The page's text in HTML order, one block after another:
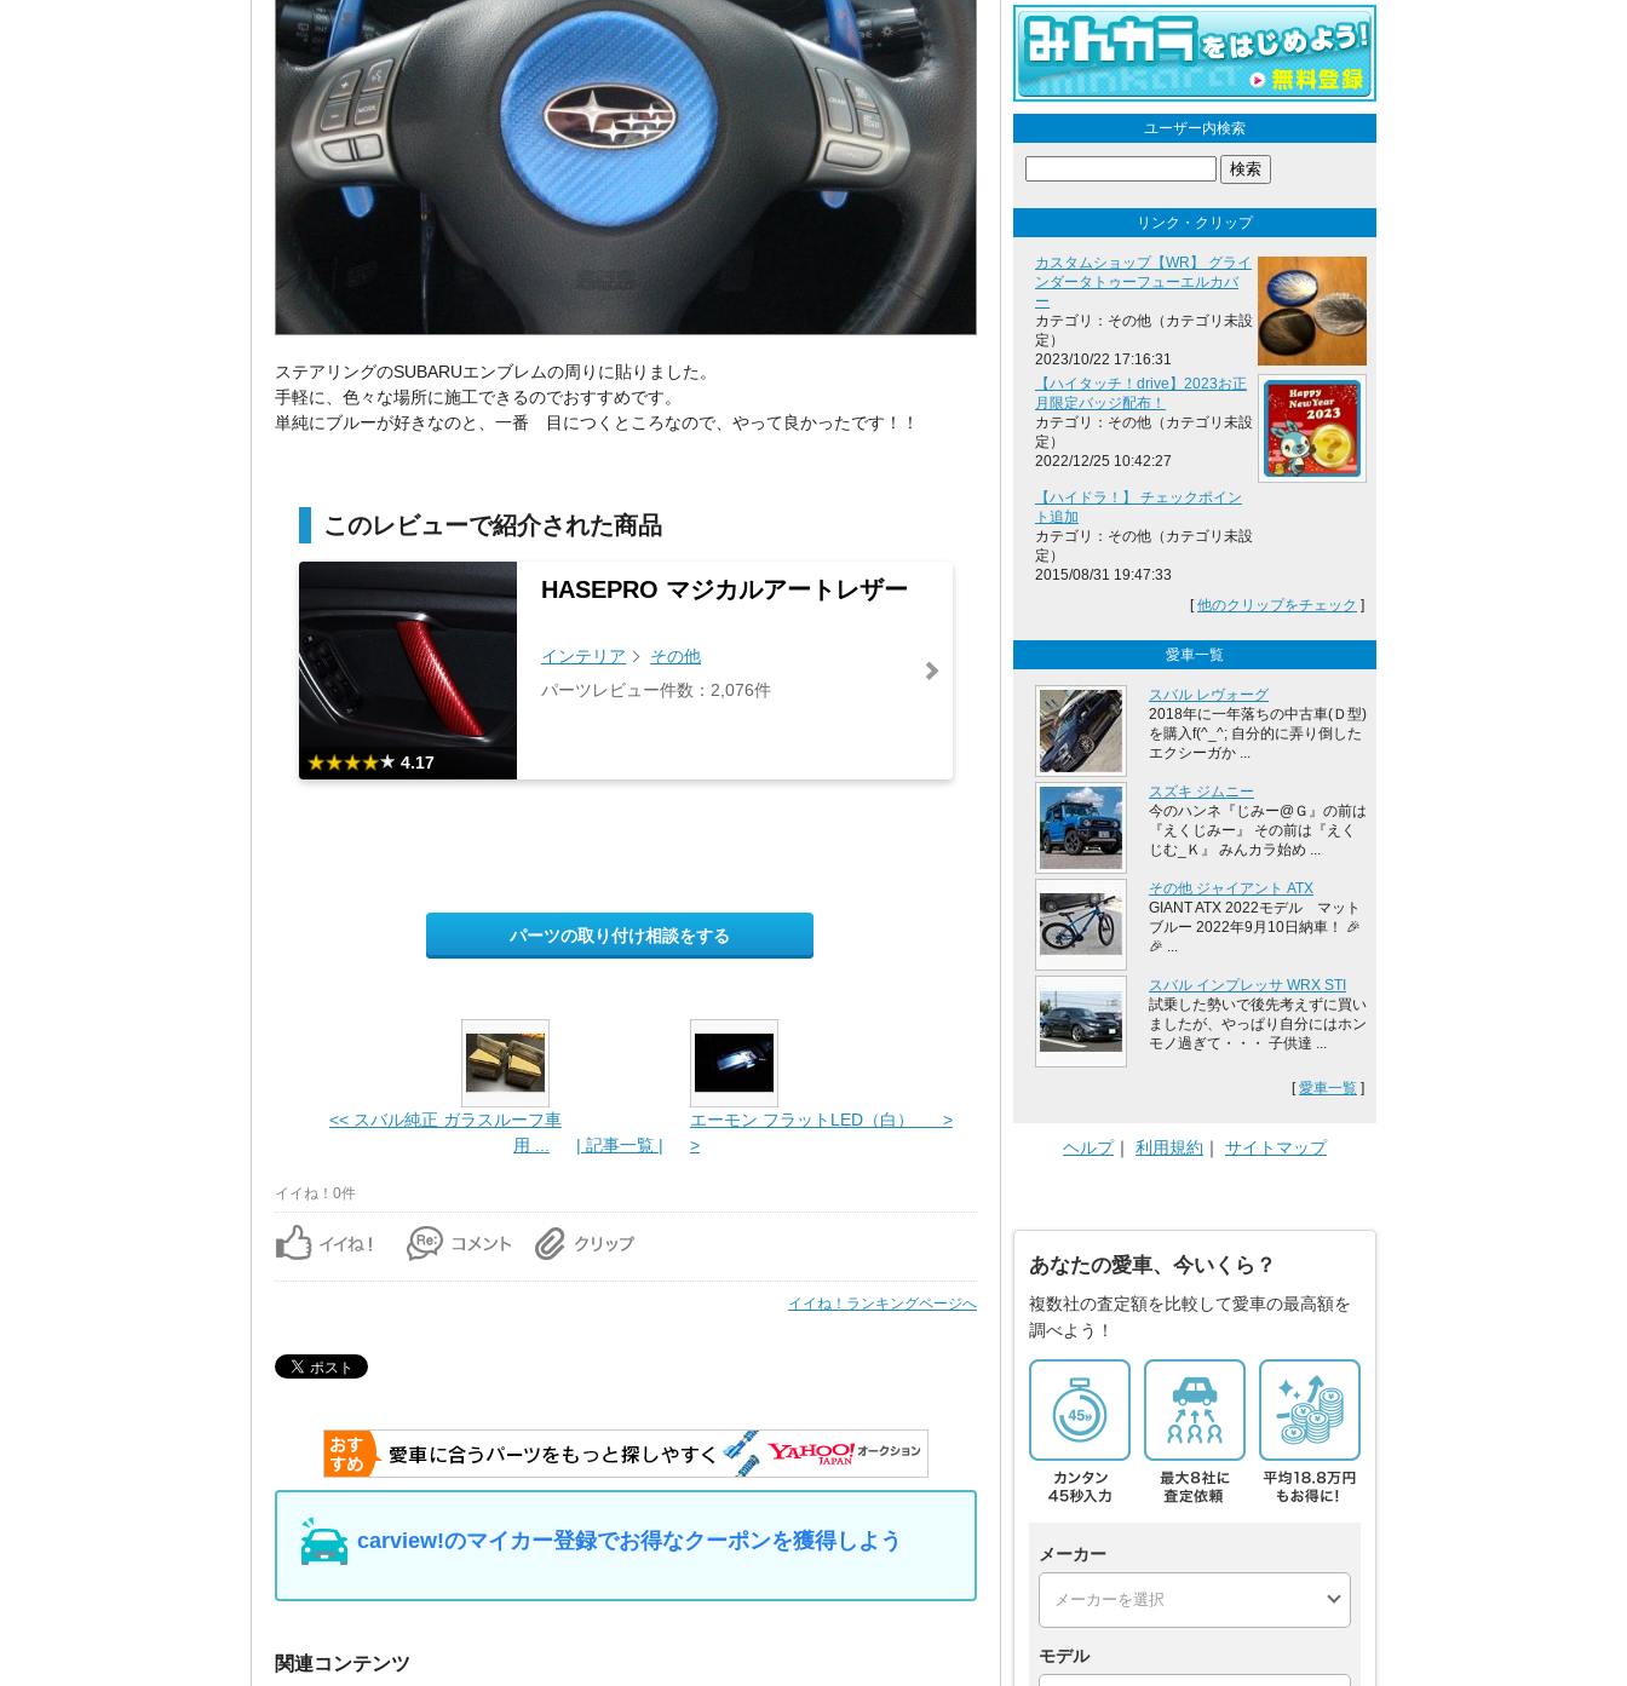
ステアリングのSUBARUエンブレムの周りに貼りました。
手軽に、色々な場所に施工できるのでおすすめです。
単純にブルーが好きなのと、一番 目につくところなので、やって良かったです！！
このレビューで紹介された商品
4.17
HASEPRO マジカルアートレザー
インテリア
その他
パーツレビュー件数：2,076件
パーツの取り付け相談をする
<< スバル純正 ガラスルーフ車
用 ...
| 記事一覧 |
エーモン フラットLED（白） >
>
イイね！0件
イイね！ランキングページへ
carview!のマイカー登録でお得なクーポンを獲得しよう
関連コンテンツ
ユーザー内検索
リンク・クリップ
カスタムショップ【WR】 グライ
ンダータトゥーフューエルカバ
ー
カテゴリ：その他（カテゴリ未設
定）
2023/10/22 17:16:31
【ハイタッチ！drive】2023お正
月限定バッジ配布！
カテゴリ：その他（カテゴリ未設
定）
2022/12/25 10:42:27
【ハイドラ！】 チェックポイン
ト追加
カテゴリ：その他（カテゴリ未設
定）
2015/08/31 19:47:33
[他のクリップをチェック ]
愛車一覧
スバル レヴォーグ
2018年に一年落ちの中古車(Ｄ型)
を購入f(^_^; 自分的に弄り倒した
エクシーガか ...
スズキ ジムニー
今のハンネ『じみー@Ｇ』の前は
『えくじみー』 その前は『えく
じむ_Ｋ』 みんカラ始め ...
その他 ジャイアント ATX
GIANT ATX 2022モデル マット
ブルー 2022年9月10日納車！ 🎉
🎉 ...
スバル インプレッサ WRX STI
試乗した勢いで後先考えずに買い
ましたが、やっぱり自分にはホン
モノ過ぎて・・・ 子供達 ...
[愛車一覧 ]
ヘルプ｜ 利用規約 ｜ サイトマップ
あなたの愛車、今いくら？
複数社の査定額を比較して愛車の最高額を
調べよう！
メーカー
モデル